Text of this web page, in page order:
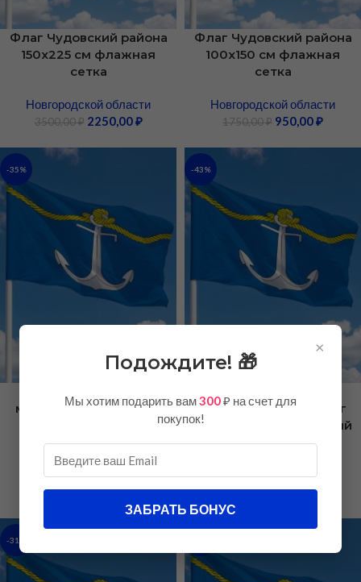
Флаг Чудовский района
150х225 см флажная
сетка
Новгородской области
3500,00₽ 2250,00₽
Флаг Чудовский района
100х150 см флажная
сетка
Новгородской области
1750,00₽ 950,00₽
-35%
муниципальный округ
сетка
Новгородской области
1150,00₽750,00₽
-43%
муниципальный округ
90х135 см полиэфирный
шелк
Новгородской области
1050,00₽600,00₽
-31%
×
Подождите! 🎁
Мы хотим подарить вам300₽ на счет для
покупок!
ЗАБРАТЬ БОНУС